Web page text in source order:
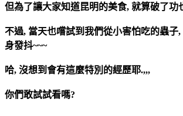
但為了讓大家知道昆明的美食, 就算破了功
不過, 當天也嚐試到我們從小害怕吃的蟲子
身發抖~~~
哈, 沒想到會有這麼特別的經歷耶.,,,
你們敢試試看嗎?